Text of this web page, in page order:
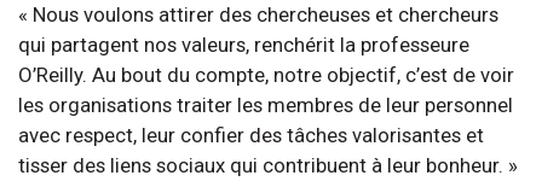
« Nous voulons attirer des chercheuses et chercheurs
qui partagent nos valeurs, renchérit la professeure
O’Reilly. Au bout du compte, notre objectif, c’est de voir
les organisations traiter les membres de leur personnel
avec respect, leur confier des tâches valorisantes et
tisser des liens sociaux qui contribuent à leur bonheur. »